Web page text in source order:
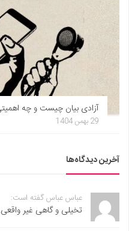
آزادی بیان چیست و چه
29 بهمن 1404
آخرین دیدگاه‌ها
عباس عباس گفته است:
تخیلی و گاهی غیر